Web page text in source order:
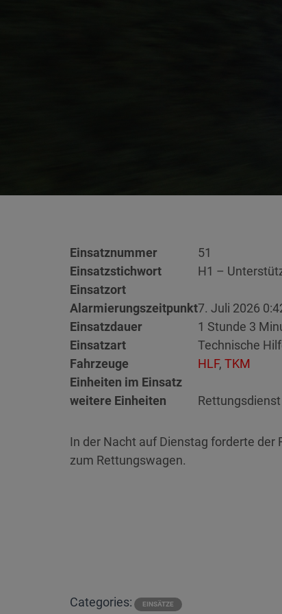
Einsatznummer
51
Einsatzstichwort
H1 –
Einsatzort
Alarmierungszeitpunkt7. Juli 2026
Einsatzdauer
1 Stunde 3
Einsatzart
Technische
Fahrzeuge
HLF, TKM
Einheiten im Einsatz
weitere Einheiten
Rettungsdienst
In der Nacht auf Dienstag forderte
zum Rettungswagen.
Categories: EINSÄTZE